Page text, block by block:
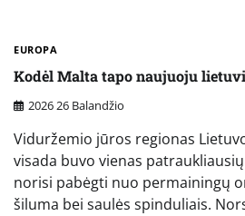
EUROPA
Kodėl Malta tapo naujuoju
2026 26 Balandžio
Viduržemio jūros regionas
visada buvo vienas
norisi pabėgti nuo permainingų
šiluma bei saulės spinduliais.